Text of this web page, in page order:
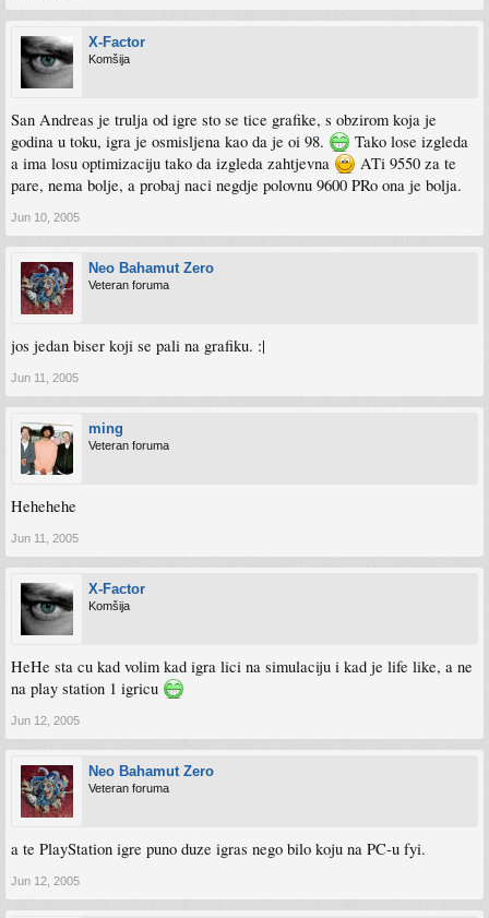
X-Factor
Komšija
San Andreas je trulja od igre sto se tice grafike, s obzirom koja je
godina u toku, igra je osmisljena kao da je oi 98.
Tako lose izgleda
a ima losu optimizaciju tako da izgleda zahtjevna
ATi 9550 za te
pare, nema bolje, a probaj naci negdje polovnu 9600 PRo ona je bolja.
Jun 10, 2005
Neo Bahamut Zero
Veteran foruma
jos jedan biser koji se pali na grafiku. :|
Jun 11, 2005
ming
Veteran foruma
Hehehehe
Jun 11, 2005
X-Factor
Komšija
HeHe sta cu kad volim kad igra lici na simulaciju i kad je life like, a ne
na play station 1 igricu
Jun 12, 2005
Neo Bahamut Zero
Veteran foruma
a te PlayStation igre puno duze igras nego bilo koju na PC-u fyi.
Jun 12, 2005